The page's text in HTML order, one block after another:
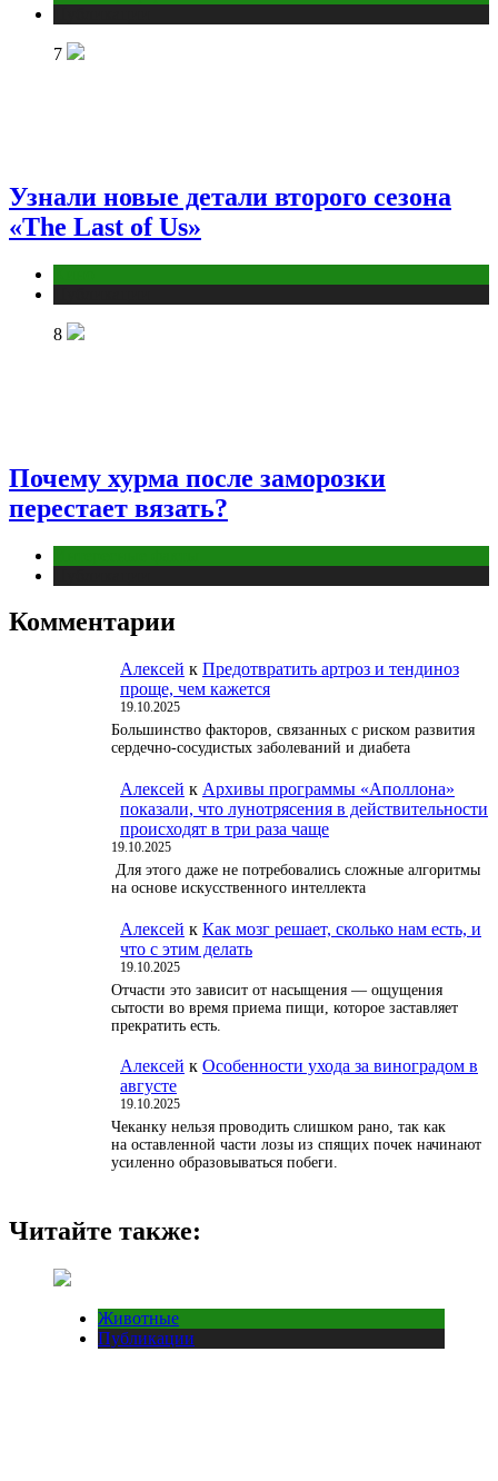
7
Узнали новые детали второго сезона
«The Last of Us»
8
Почему хурма после заморозки
перестает вязать?
Комментарии
Алексей к Предотвратить артроз и тендиноз
проще, чем кажется
19.10.2025
Большинство факторов, связанных с риском развития
сердечно-сосудистых заболеваний и диабета
Алексей к Архивы программы «Аполлона»
показали, что лунотрясения в действительности
происходят в три раза чаще
19.10.2025
Для этого даже не потребовались сложные алгоритмы
на основе искусственного интеллекта
Алексей к Как мозг решает, сколько нам есть, и
что с этим делать
19.10.2025
Отчасти это зависит от насыщения — ощущения
сытости во время приема пищи, которое заставляет
прекратить есть.
Алексей к Особенности ухода за виноградом в
августе
19.10.2025
Чеканку нельзя проводить слишком рано, так как
на оставленной части лозы из спящих почек начинают
усиленно образовываться побеги.
Читайте также:
Животные
Публикации